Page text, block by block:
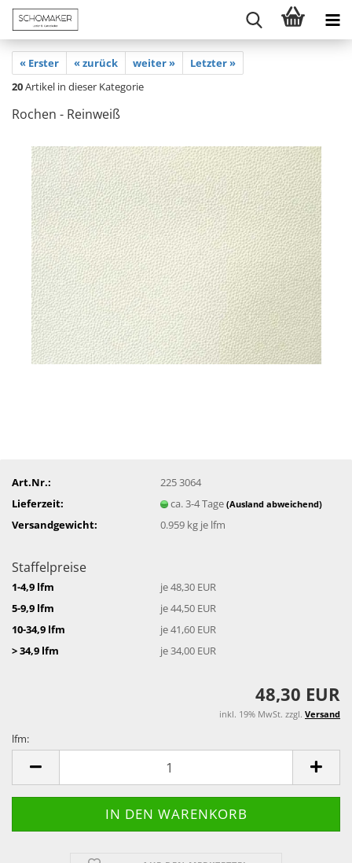
« Erster « zurück weiter »
Letzter »
20Artikel in dieser Kategorie
Rochen - Reinweiß
Art.Nr.:
225 3064
Lieferzeit:
ca. 3-4 Tage(Ausland abweichend)
Versandgewicht: 0.959 kg je lfm
Staffelpreise
1-4,9 lfm
je 48,30 EUR
5-9,9 lfm
je 44,50 EUR
10-34,9 lfm
je 41,60 EUR
> 34,9 lfm
je 34,00 EUR
48,30 EUR
inkl. 19% MwSt. zzgl. Versand
lfm: